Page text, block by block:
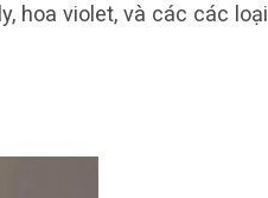
hoa violet, và các các loại